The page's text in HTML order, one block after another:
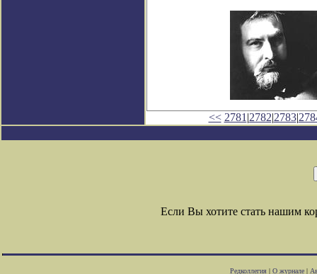
<< 2781 |2782|2783|
Если Вы хотите стать нашим
Редколлегия| О журнале|